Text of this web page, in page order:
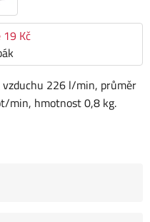
Kč
vzduchu 226 l/min, průměr
min, hmotnost 0,8 kg.